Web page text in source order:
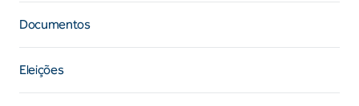
Documentos
Eleições